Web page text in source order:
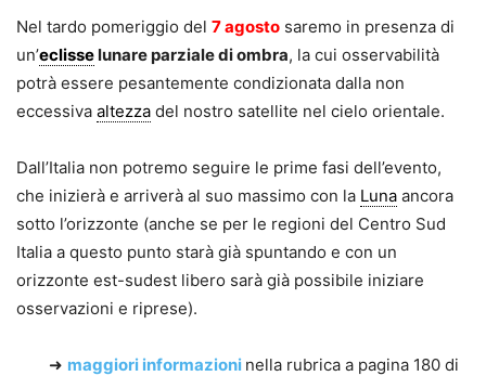
Nel tardo pomeriggio del 7 agosto saremo in presenza di
un’eclisselunare parziale di ombra, la cui osservabilità
potrà essere pesantemente condizionata dalla non
eccessiva altezza del nostro satellite nel cielo orientale.
Dall’Italia non potremo seguire le prime fasi dell’evento,
che inizierà e arriverà al suo massimo con la Luna ancora
sotto l’orizzonte (anche se per le regioni del Centro Sud
Italia a questo punto starà già spuntando e con un
orizzonte est-sudest libero sarà già possibile iniziare
osservazioni e riprese).
➜ maggiori informazioni nella rubrica a pagina 180 di